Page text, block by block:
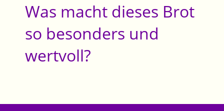
Was macht dieses Brot
so besonders und
wertvoll?